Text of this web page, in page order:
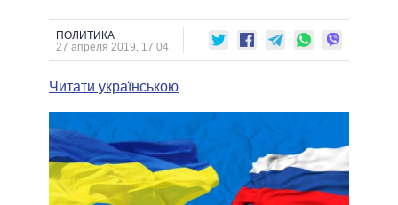
ГЛАВЫ ОБЛАДМИНИСТРАЦИЙ
МЭРЫ
ВСЕ ПЕРСОНЫ
СРАВНЕНИЕ ПОЛИТИКОВ
ПОЛИТИКА
27 апреля 2019, 17:04
Читати українською